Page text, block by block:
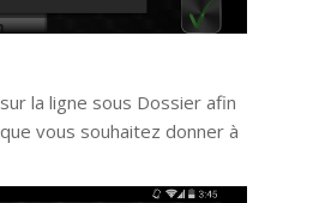
la ligne sous Dossier afin
vous souhaitez donner à